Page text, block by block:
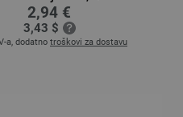
2,94 €
3,43 $
a, dodatno troškovi za dostavu